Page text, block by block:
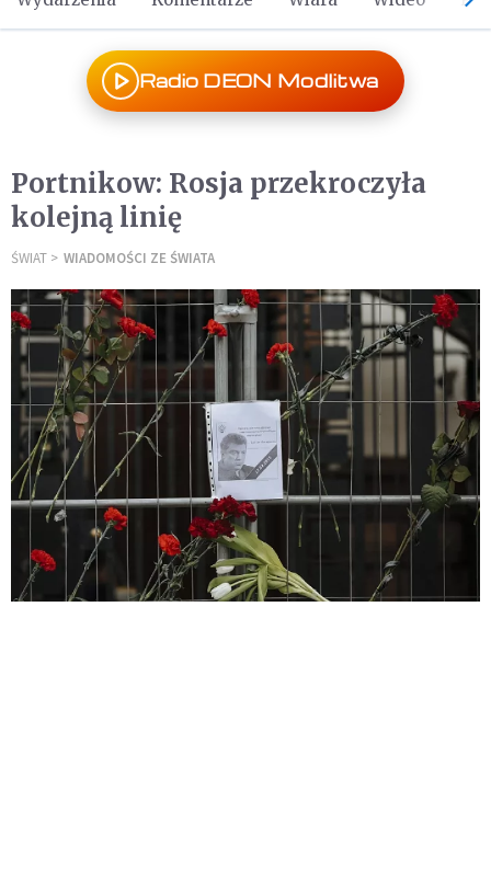
Radio DEON Modlitwa
Portnikow: Rosja przekroczyła
kolejną linię
ŚWIAT WIADOMOŚCI ZE ŚWIATA